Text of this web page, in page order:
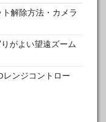
ト解除方法・カメラ
りがよい望遠ズーム
レンジコントロー